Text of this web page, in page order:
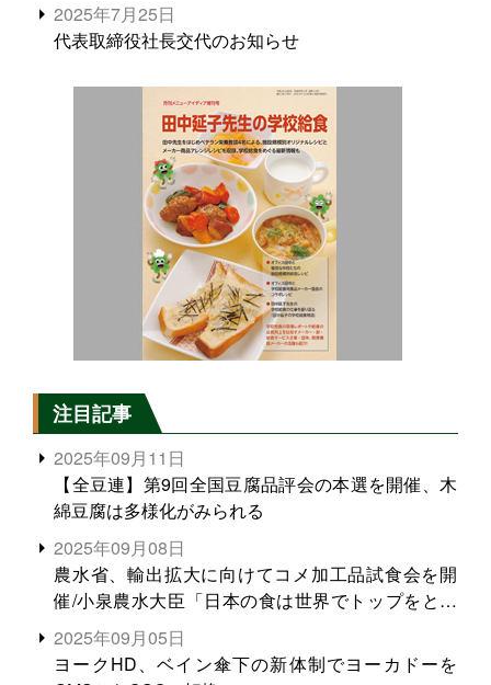
2025年7月25日
代表取締役社長交代のお知らせ
注目記事
2025年09月11日
【全豆連】第9回全国豆腐品評会の本選を開催、木
綿豆腐は多様化がみられる
2025年09月08日
農水省、輸出拡大に向けてコメ加工品試食会を開
催/小泉農水大臣「日本の食は世界でトップをとれ
る。米増産に向けて、米輸出需要の拡大を」
2025年09月05日
ヨークHD、ベイン傘下の新体制でヨーカドーを